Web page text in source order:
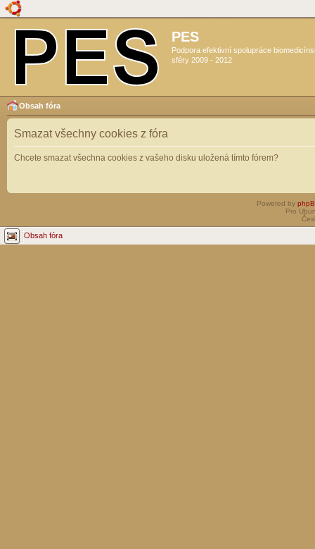
PES
Podpora efektivní spolupráce
sféry 2009 - 2012
Obsah fóra
Smazat všechny cookies z fóra
Chcete smazat všechna cookies z vašeho disku uložená tímto fórem?
Powered by
Pro
Obsah fóra